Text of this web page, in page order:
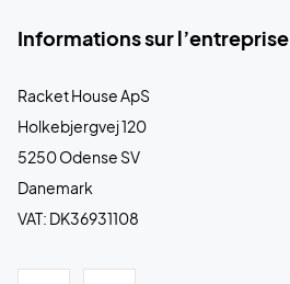
Informations sur l’entreprise
Racket House ApS
Holkebjergvej 120
5250 Odense SV
Danemark
VAT: DK36931108